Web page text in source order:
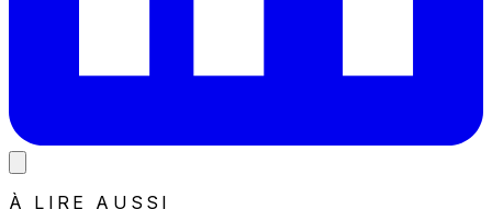
À LIRE AUSSI